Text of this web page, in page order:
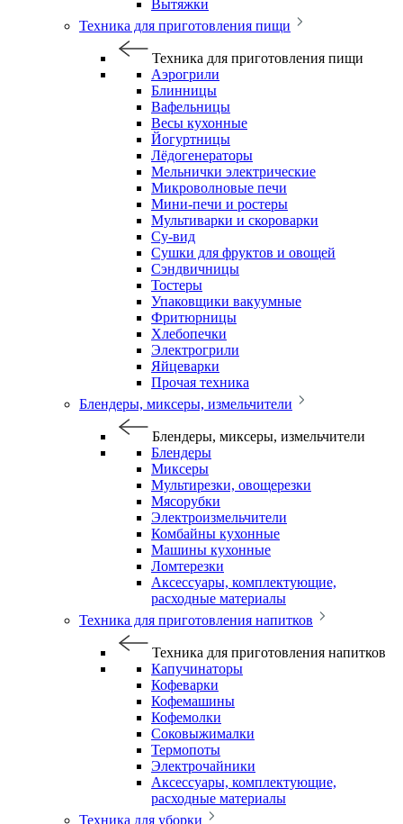
Вытяжки
Техника для приготовления пищи
Техника для приготовления пищи
Аэрогрили
Блинницы
Вафельницы
Весы кухонные
Йогуртницы
Лёдогенераторы
Мельнички электрические
Микроволновые печи
Мини-печи и ростеры
Мультиварки и скороварки
Су-вид
Сушки для фруктов и овощей
Сэндвичницы
Тостеры
Упаковщики вакуумные
Фритюрницы
Хлебопечки
Электрогрили
Яйцеварки
Прочая техника
Блендеры, миксеры, измельчители
Блендеры, миксеры, измельчители
Блендеры
Миксеры
Мультирезки, овощерезки
Мясорубки
Электроизмельчители
Комбайны кухонные
Машины кухонные
Ломтерезки
Аксессуары, комплектующие,
расходные материалы
Техника для приготовления напитков
Техника для приготовления напитков
Капучинаторы
Кофеварки
Кофемашины
Кофемолки
Соковыжималки
Термопоты
Электрочайники
Аксессуары, комплектующие,
расходные материалы
Техника для уборки